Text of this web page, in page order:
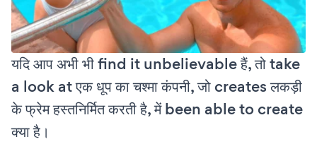
यदि आप अभी भी find it unbelievable हैं, तो take
a look at एक धूप का चश्मा कंपनी, जो creates लकड़ी
के फ्रेम हस्तनिर्मित करती है, में been able to create
क्या है।